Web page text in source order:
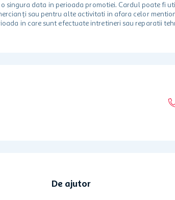
data in perioada promotiei. Cardul poate fi
sau pentru alte activitati in afara celor
in care sunt efectuate intretineri sau reparatii
De ajutor